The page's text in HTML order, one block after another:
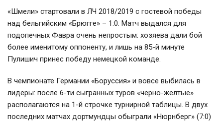
«Шмели» стартовали в ЛЧ 2018/2019 с гостевой победы
над бельгийским «Брюгге» – 1:0. Матч выдался для
подопечных Фавра очень непростым: хозяева дали бой
более именитому оппоненту, и лишь на 85-й минуте
Пулишич принес победу немецкой команде.
В чемпионате Германии «Боруссия» и вовсе выбилась в
лидеры: после 6-ти сыгранных туров «черно-желтые»
располагаются на 1-й строчке турнирной таблицы. В двух
последних матчах дортмундцы обыграли «Нюрнберг» (7:0)